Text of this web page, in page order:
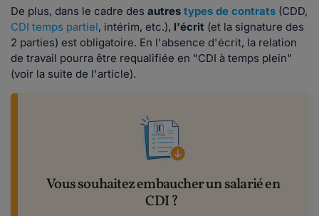
De plus, dans le cadre des autres types de contrats (CDD,
CDI temps partiel, intérim, etc.), l'écrit (et la signature des
2 parties) est obligatoire. En l'absence d'écrit, la relation
de travail pourra être requalifiée en "CDI à temps plein"
(voir la suite de l'article).
Vous souhaitez embaucher un salarié en
CDI ?